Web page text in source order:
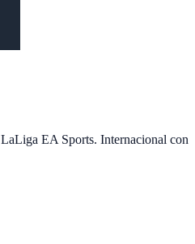
LaLiga EA Sports. Internacional con